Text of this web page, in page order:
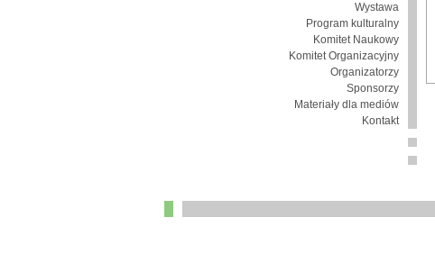
Wystawa
Program kulturalny
Komitet Naukowy
Komitet Organizacyjny
Organizatorzy
Sponsorzy
Materiały dla mediów
Kontakt